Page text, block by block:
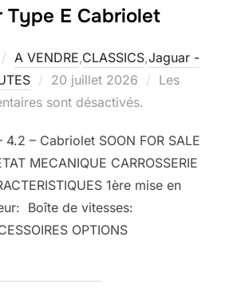
Type E Cabriolet
A VENDRE,CLASSICS,Jaguar -
Publié
le
20 juillet 2026
Les
sont désactivés.
4.2 – Cabriolet SOON FOR SALE
MECANIQUE CARROSSERIE
1ère mise en
Boîte de vitesses:
OPTIONS